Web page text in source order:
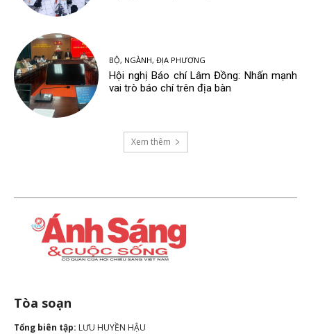
BỘ, NGÀNH, ĐỊA PHƯƠNG
Hội nghị Báo chí Lâm Đồng: Nhấn mạnh
vai trò báo chí trên địa bàn
Xem thêm
Tòa soạn
Tổng biên tập: LƯU HUYỀN HẬU